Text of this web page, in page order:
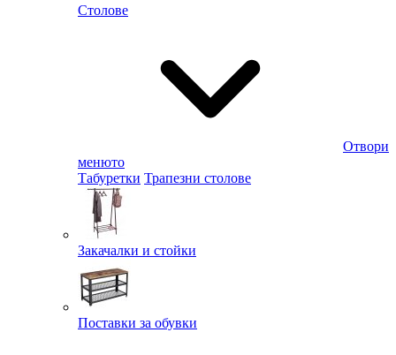
Столове
Отвори
менюто
Табуретки Трапезни столове
Закачалки и стойки
Поставки за обувки